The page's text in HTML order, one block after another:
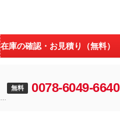
在庫の確認・お見積り（無料）
無料 0078-6049-6640